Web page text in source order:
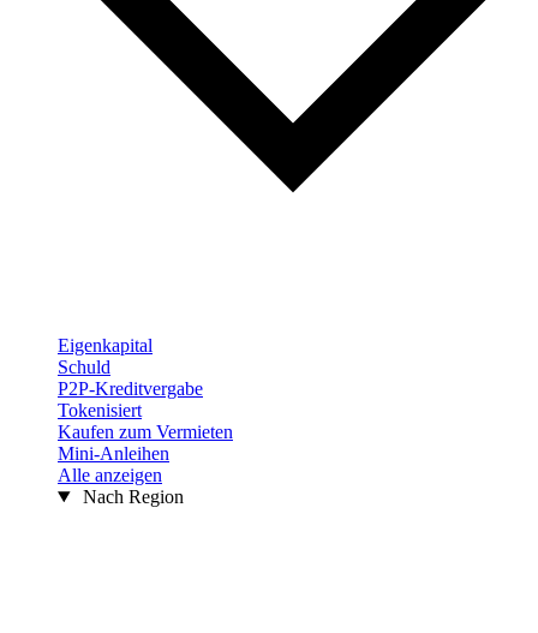
Eigenkapital
Schuld
P2P-Kreditvergabe
Tokenisiert
Kaufen zum Vermieten
Mini-Anleihen
Alle anzeigen
Nach Region